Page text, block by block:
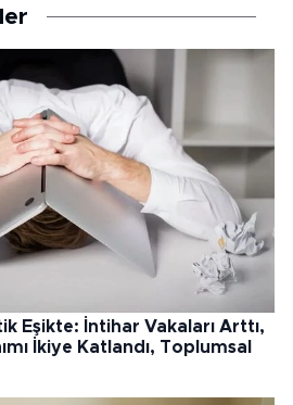
Eşikte: İntihar Vakaları Arttı,
İkiye Katlandı, Toplumsal